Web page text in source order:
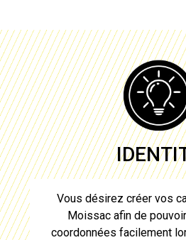
Vous désirez créer vos
Moissac afin de
coordonnées facilement